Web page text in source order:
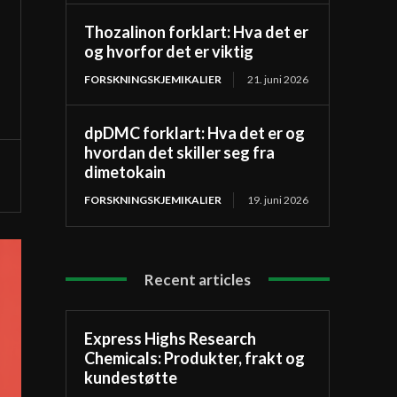
Thozalinon forklart: Hva det er
og hvorfor det er viktig
FORSKNINGSKJEMIKALIER 21. juni 2026
dpDMC forklart: Hva det er og
hvordan det skiller seg fra
dimetokain
FORSKNINGSKJEMIKALIER 19. juni 2026
Recent articles
Express Highs Research
Chemicals: Produkter, frakt og
kundestøtte